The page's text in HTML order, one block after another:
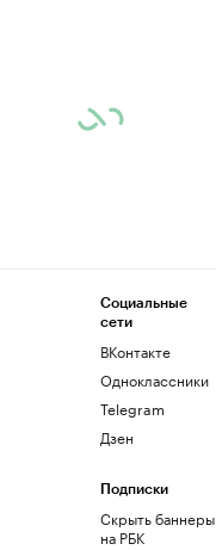
Социальные
сети
ВКонтакте
Одноклассники
Telegram
Дзен
Подписки
Скрыть баннеры
на РБК